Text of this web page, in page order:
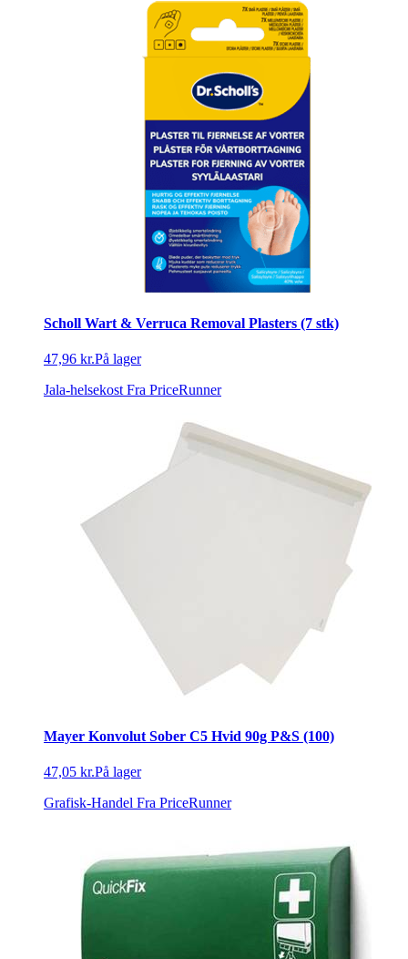
Scholl Wart & Verruca Removal Plasters (7 stk)
47,96 kr.På lager
Jala-helsekost Fra PriceRunner
Mayer Konvolut Sober C5 Hvid 90g P&S (100)
47,05 kr.På lager
Grafisk-Handel Fra PriceRunner